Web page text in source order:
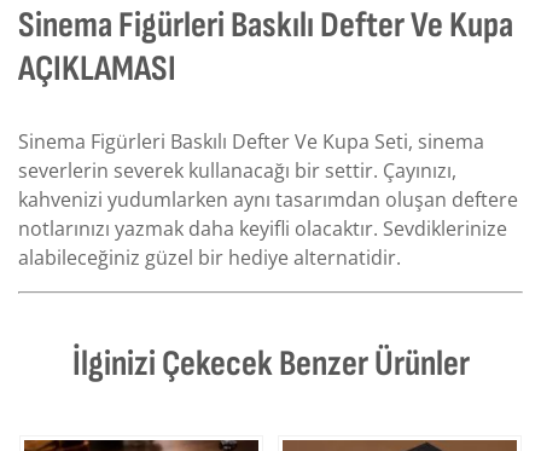
Sinema Figürleri Baskılı Defter Ve Kupa
AÇIKLAMASI
Sinema Figürleri Baskılı Defter Ve Kupa Seti, sinema
severlerin severek kullanacağı bir settir. Çayınızı,
kahvenizi yudumlarken aynı tasarımdan oluşan deftere
notlarınızı yazmak daha keyifli olacaktır. Sevdiklerinize
alabileceğiniz güzel bir hediye alternatidir.
İlginizi Çekecek Benzer Ürünler